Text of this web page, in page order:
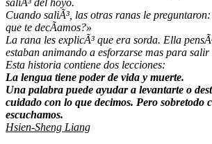
saliÃ³ del hoyo.
Cuando saliÃ³, las otras ranas le
que te decÃ­amos?»
La rana les explicÃ³ que era sorda. Ella
estaban animando a esforzarse mas para salir
Esta historia contiene dos lecciones:
La lengua tiene poder de vida y muerte.
Una palabra puede ayudar a levantarte o
cuidado con lo que decimos. Pero sobretodo
escuchamos.
Hsien-Sheng Liang